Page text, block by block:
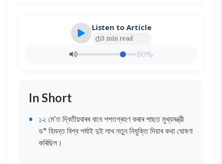
Listen to Article
3 min read
80%
In Short
১২ মে'ত দ্বিতীয়বাৰৰ বাবে শপতগ্ৰহণ কৰাৰ পাছত মুখ্যমন্ত্রী
ড° হিমন্ত বিশ্ব শর্মাই দুই লাখ নতুন নিযুক্তি দিয়াৰ কথা ঘোষণা
কৰিছিল।